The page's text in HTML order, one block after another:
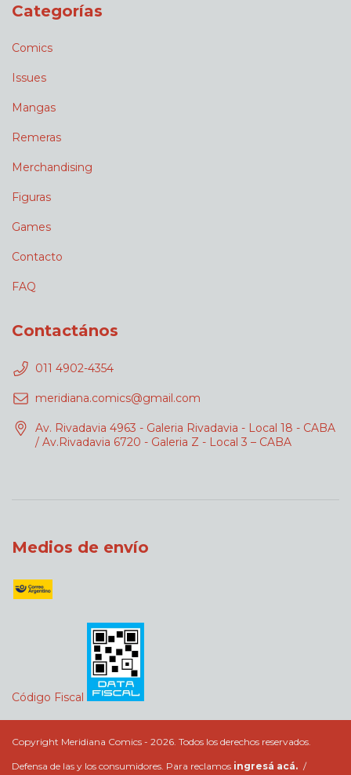
Categorías
Comics
Issues
Mangas
Remeras
Merchandising
Figuras
Games
Contacto
FAQ
Contactános
011 4902-4354
meridiana.comics@gmail.com
Av. Rivadavia 4963 - Galeria Rivadavia - Local 18 - CABA
/ Av.Rivadavia 6720 - Galeria Z - Local 3 – CABA
Medios de envío
Código Fiscal
Copyright Meridiana Comics - 2026. Todos los derechos reservados.
Defensa de las y los consumidores. Para reclamos ingresá acá. /